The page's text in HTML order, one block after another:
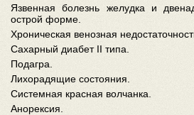
Язвенная болезнь желудка и
острой форме.
Хроническая венозная
Сахарный диабет II типа.
Подагра.
Лихорадящие состояния.
Системная красная волчанка.
Анорексия.